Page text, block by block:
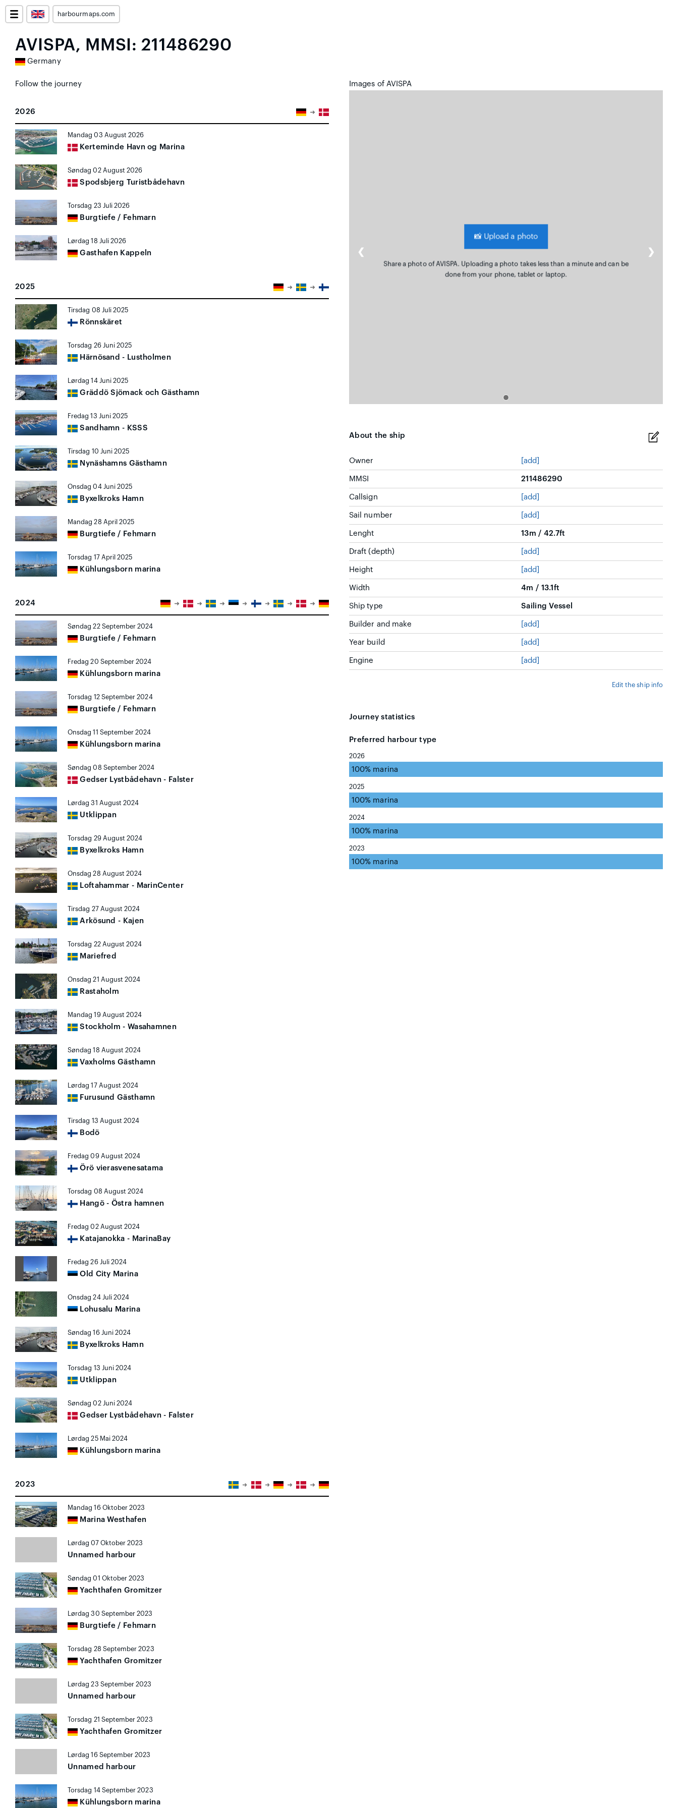
harbourmaps.com
AVISPA, MMSI: 211486290
Germany
Follow the journey
2026
Mandag 03 August 2026
Kerteminde Havn og Marina
Søndag 02 August 2026
Spodsbjerg Turistbådehavn
Torsdag 23 Juli 2026
Burgtiefe / Fehmarn
Lørdag 18 Juli 2026
Gasthafen Kappeln
2025
Tirsdag 08 Juli 2025
Rönnskäret
Torsdag 26 Juni 2025
Härnösand - Lustholmen
Lørdag 14 Juni 2025
Gräddö Sjömack och Gästhamn
Fredag 13 Juni 2025
Sandhamn - KSSS
Tirsdag 10 Juni 2025
Nynäshamns Gästhamn
Onsdag 04 Juni 2025
Byxelkroks Hamn
Mandag 28 April 2025
Burgtiefe / Fehmarn
Torsdag 17 April 2025
Kühlungsborn marina
2024
Søndag 22 September 2024
Burgtiefe / Fehmarn
Fredag 20 September 2024
Kühlungsborn marina
Torsdag 12 September 2024
Burgtiefe / Fehmarn
Onsdag 11 September 2024
Kühlungsborn marina
Søndag 08 September 2024
Gedser Lystbådehavn - Falster
Lørdag 31 August 2024
Utklippan
Torsdag 29 August 2024
Byxelkroks Hamn
Onsdag 28 August 2024
Loftahammar - MarinCenter
Tirsdag 27 August 2024
Arkösund - Kajen
Torsdag 22 August 2024
Mariefred
Onsdag 21 August 2024
Rastaholm
Mandag 19 August 2024
Stockholm - Wasahamnen
Søndag 18 August 2024
Vaxholms Gästhamn
Lørdag 17 August 2024
Furusund Gästhamn
Tirsdag 13 August 2024
Bodö
Fredag 09 August 2024
Örö vierasvenesatama
Torsdag 08 August 2024
Hangö - Östra hamnen
Fredag 02 August 2024
Katajanokka - MarinaBay
Fredag 26 Juli 2024
Old City Marina
Onsdag 24 Juli 2024
Lohusalu Marina
Søndag 16 Juni 2024
Byxelkroks Hamn
Torsdag 13 Juni 2024
Utklippan
Søndag 02 Juni 2024
Gedser Lystbådehavn - Falster
Lørdag 25 Mai 2024
Kühlungsborn marina
2023
Mandag 16 Oktober 2023
Marina Westhafen
Lørdag 07 Oktober 2023
Unnamed harbour
Søndag 01 Oktober 2023
Yachthafen Gromitzer
Lørdag 30 September 2023
Burgtiefe / Fehmarn
Torsdag 28 September 2023
Yachthafen Gromitzer
Lørdag 23 September 2023
Unnamed harbour
Torsdag 21 September 2023
Yachthafen Gromitzer
Lørdag 16 September 2023
Unnamed harbour
Torsdag 14 September 2023
Kühlungsborn marina
Images of AVISPA
📸Upload a photo
Share a photo of AVISPA. Uploading a photo takes less than a minute and can be
done from your phone, tablet or laptop.
❮ ❯
About the ship
Owner [add]
MMSI 211486290
Callsign [add]
Sail number [add]
Lenght 13m / 42.7ft
Draft (depth) [add]
Height [add]
Width 4m / 13.1ft
Ship type Sailing Vessel
Builder and make [add]
Year build [add]
Engine [add]
Edit the ship info
Journey statistics
Preferred harbour type
2026
100% marina
2025
100% marina
2024
100% marina
2023
100% marina